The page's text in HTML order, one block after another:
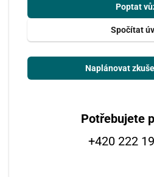
Poptat
Spočítat
Naplánovat
Potřebujete
+420 222